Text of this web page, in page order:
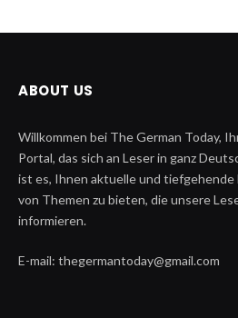
ABOUT US
Willkommen bei The German Today,
Portal, das sich an Leser in ganz
ist es, Ihnen aktuelle und tiefgehende
von Themen zu bieten, die unsere
informieren.
E-mail: thegermantoday@gmail.com